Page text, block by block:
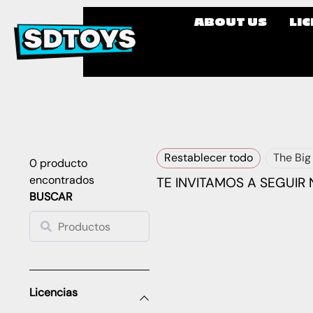
ABOUT US
0 producto
encontrados
BUSCAR
Licencias
Restablecer todo The
TE INVITAMOS A SEGUIR